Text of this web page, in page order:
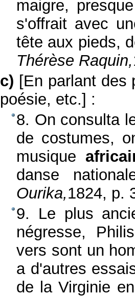
maigre,
s'offrait avec
tête aux pieds,
Thérèse Raquin,
c) [En parlant des
poésie, etc.] :
8. On consulta
de costumes,
musique
danse
Ourika,1824, p.
9. Le plus
négresse,
vers sont un
a d'autres
de la Virginie